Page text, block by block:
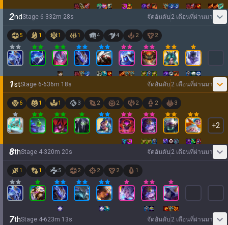
2ndStage 6-332m 28s จัดอันดับ 2 เดือนที่ผ่านมา
5 1 1 1 4 4 2 2
1stStage 6-636m 18s จัดอันดับ 2 เดือนที่ผ่านมา
6 1 1 3 2 2 2 2 3
+2
8thStage 4-320m 20s จัดอันดับ 2 เดือนที่ผ่านมา
1 1 5 2 2 2 1
7thStage 4-623m 13s จัดอันดับ 2 เดือนที่ผ่านมา